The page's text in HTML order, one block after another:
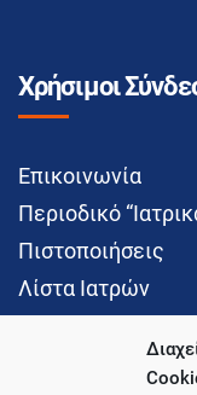
Χρήσιμοι
Επικοινωνία
Περιοδικό
Πιστοποιήσεις
Λίστα Ιατρών